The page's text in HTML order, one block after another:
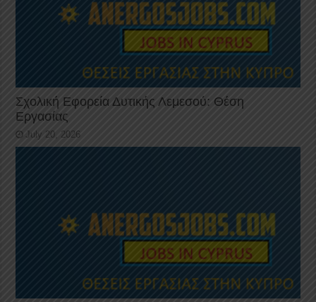
Σχολική Εφορεία Δυτικής Λεμεσού: Θέση
Εργασίας
July 20, 2026